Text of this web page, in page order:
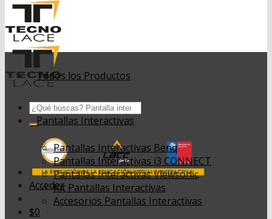
Buscar
por:
Acceder
$0
Todos los Productos
Pantallas Interactivas
Pantallas Interactivas Benq
Pantallas Interactivas i3 CONNECT
Pantallas Interactivas Viewsonic
Kit Pantallas Interactivas
Accesorios Pantallas Interactivas